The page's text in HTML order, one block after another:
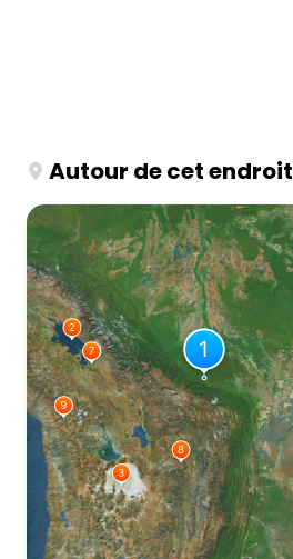
Autour de cet endroit